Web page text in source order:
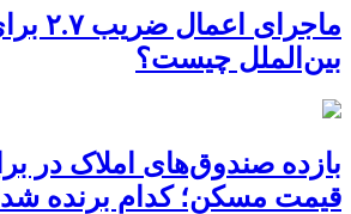
ماجرای
بین‌الملل چیست؟
بازده صندوق‌های املاک در
قیمت مسکن؛ کدام برنده